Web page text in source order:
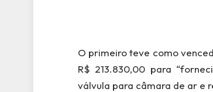
O primeiro teve como
R$ 213.830,00 para
válvula para câmara de ar e